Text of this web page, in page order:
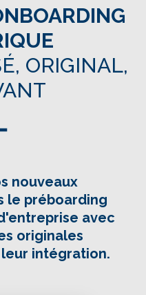
ORIGINAL,
nouveaux
le préboarding
avec
originales
intégration.